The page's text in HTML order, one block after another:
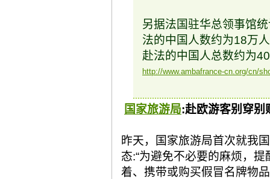
另据法国驻华总领事馆
法的中国人数约为18万
赴法的中国人总数约为
http://www.ambafrance-cn.org/cn/
国家旅游局:赴欧游客别穿别
昨天，国家旅游局首次就我
态:“为避免不必要的麻烦，
着、携带或购买假冒名牌物品